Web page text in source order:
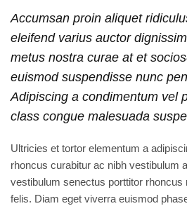
Accumsan proin aliquet
eleifend varius auctor
metus nostra curae at et
euismod suspendisse nunc
Adipiscing a condimentum vel
class congue malesuada
Ultricies et tortor elementum a
rhoncus curabitur ac nibh vestibulum
vestibulum senectus porttitor rhoncus
felis. Diam eget viverra euismod